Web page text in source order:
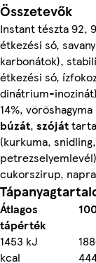
Összetevők
Instant tészta 92,
étkezési só,
karbonátok),
étkezési só,
dinátrium-
14%,
búzát, szóját
(kurkuma,
cukorszirup,
Átlagos
tápérték
1453 kJ
kcal